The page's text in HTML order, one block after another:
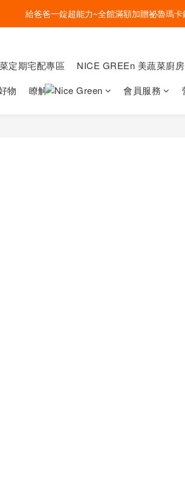
盛夏的餐桌，一定少不了美蔬菜的清爽~ A+B
給爸爸一錠超能力~全館滿額加贈祕魯瑪卡
定期宅配專區 NICE GREEn 美蔬菜廚房
物 瞭解 會員服務